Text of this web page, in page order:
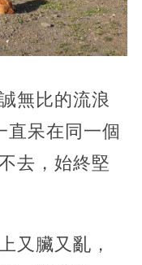
無比的流浪
直呆在同一個
去，始終堅
又臟又亂，